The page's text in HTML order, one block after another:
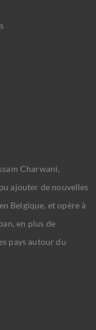
Charwani,
ajouter de nouvelles
Belgique, et opère à
en plus de
pays autour du